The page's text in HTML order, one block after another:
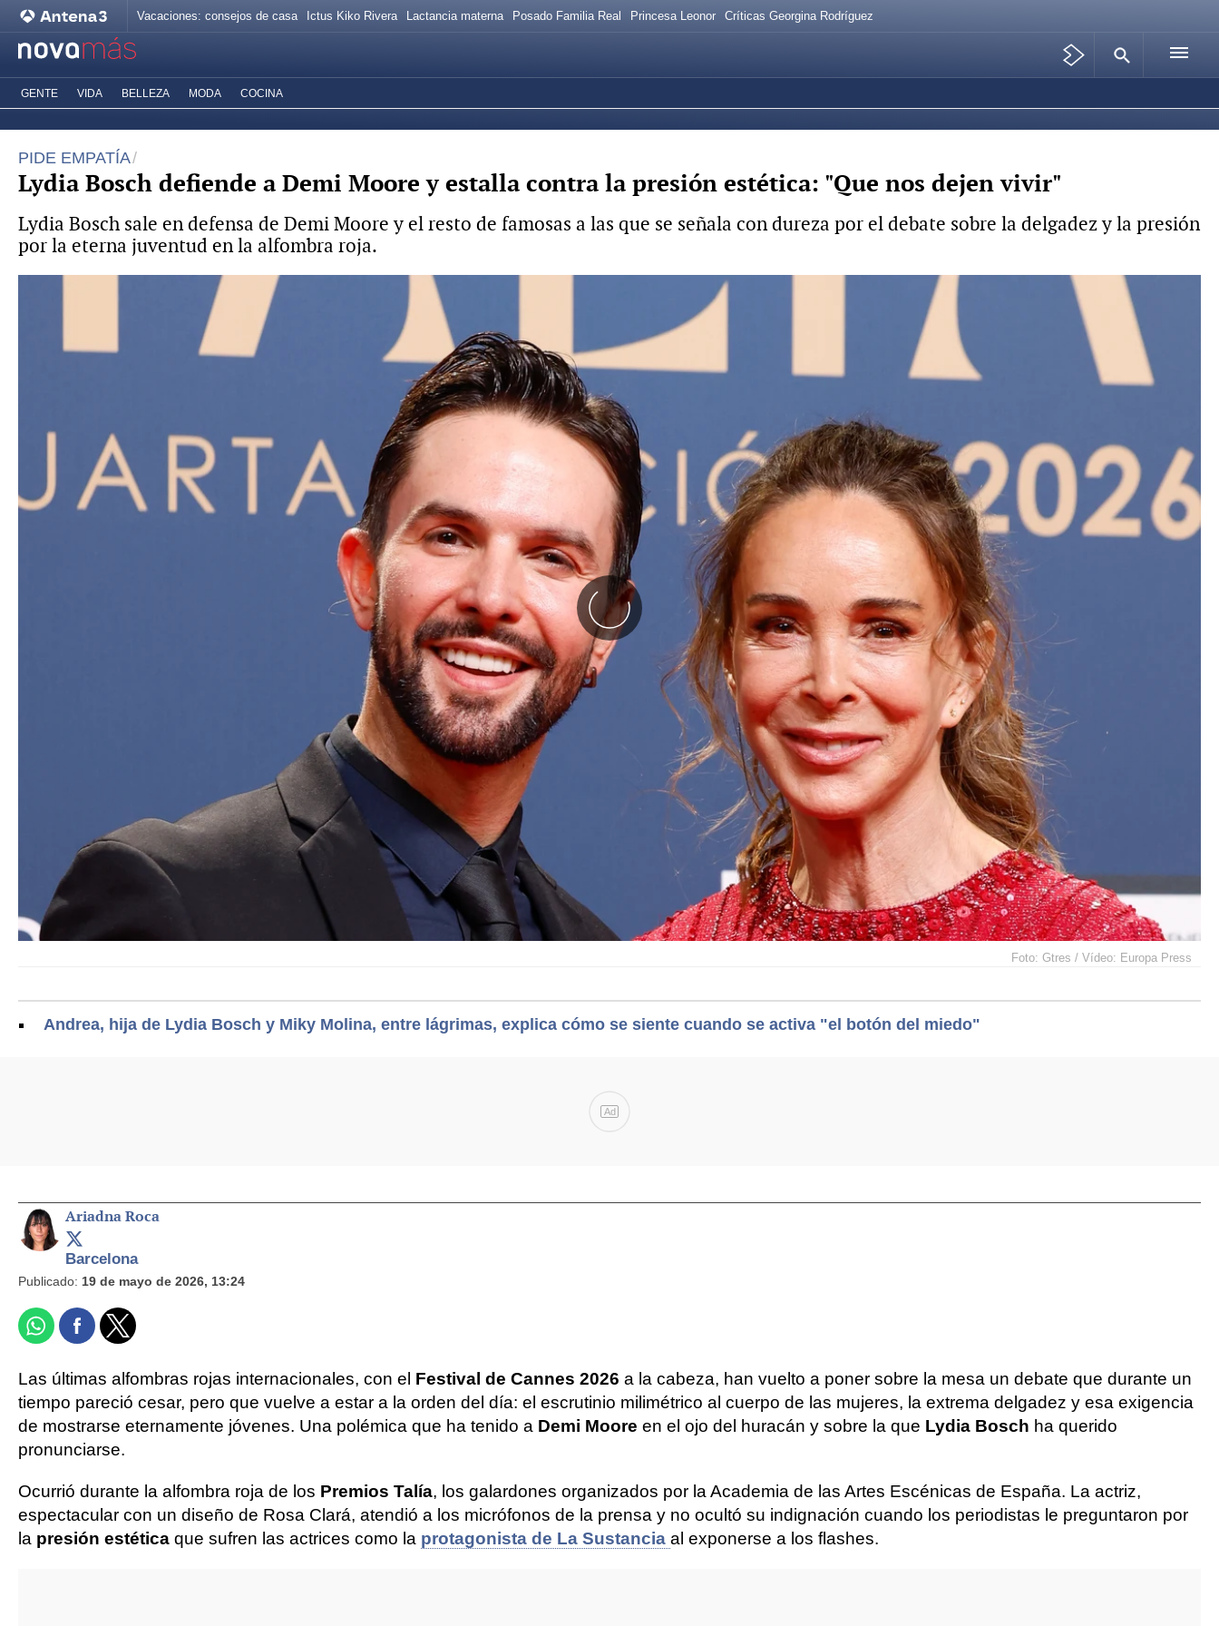
Vacaciones: consejos de casa Ictus Kiko Rivera Lactancia materna Posado Familia Real Princesa Leonor Críticas Georgina Rodríguez
GENTE VIDA BELLEZA MODA COCINA
PIDE EMPATÍA
Lydia Bosch defiende a Demi Moore y estalla contra la presión estética: "Que nos dejen vivir"
Lydia Bosch sale en defensa de Demi Moore y el resto de famosas a las que se señala con dureza por el debate sobre la delgadez y la presión
por la eterna juventud en la alfombra roja.
Foto: Gtres / Vídeo: Europa Press
Andrea, hija de Lydia Bosch y Miky Molina, entre lágrimas, explica cómo se siente cuando se activa "el botón del miedo"
Ad
Ariadna Roca
Barcelona
Publicado: 19 de mayo de 2026, 13:24
Las últimas alfombras rojas internacionales, con el Festival de Cannes 2026 a la cabeza, han vuelto a poner sobre la mesa un debate que durante un
tiempo pareció cesar, pero que vuelve a estar a la orden del día: el escrutinio milimétrico al cuerpo de las mujeres, la extrema delgadez y esa exigencia
de mostrarse eternamente jóvenes. Una polémica que ha tenido a Demi Moore en el ojo del huracán y sobre la que Lydia Bosch ha querido
pronunciarse.
Ocurrió durante la alfombra roja de los Premios Talía, los galardones organizados por la Academia de las Artes Escénicas de España. La actriz,
espectacular con un diseño de Rosa Clará, atendió a los micrófonos de la prensa y no ocultó su indignación cuando los periodistas le preguntaron por
la presión estética que sufren las actrices como la protagonista de La Sustancia al exponerse a los flashes.